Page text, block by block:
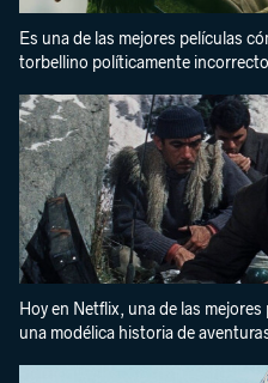
Es una de las mejores películas
torbellino políticamente
Hoy en Netflix, una de las
una modélica historia de